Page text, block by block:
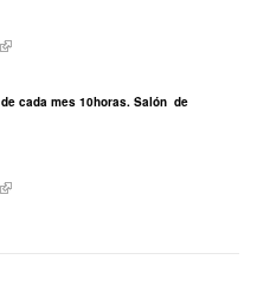
de cada mes 10horas. Salón de